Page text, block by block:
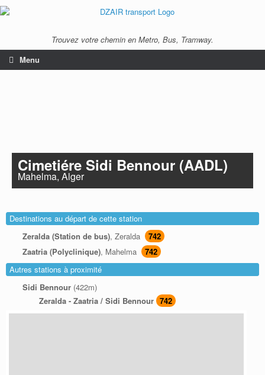
Trouvez votre chemin en Metro, Bus, Tramway.
Menu
Cimetiére Sidi Bennour (AADL)
Mahelma, Alger
Destinations au départ de cette station
Zeralda (Station de bus), Zeralda
742
Zaatria (Polyclinique), Mahelma
742
Autres stations à proximité
Sidi Bennour (422m)
Zeralda - Zaatria / Sidi Bennour 742